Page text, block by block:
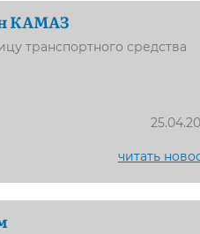
КАМАЗ
транспортного средства
читать